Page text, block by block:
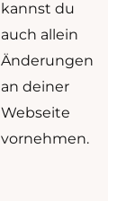
kannst du
auch allein
Änderungen
an deiner
Webseite
vornehmen.